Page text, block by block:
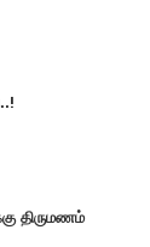
திருமணம்